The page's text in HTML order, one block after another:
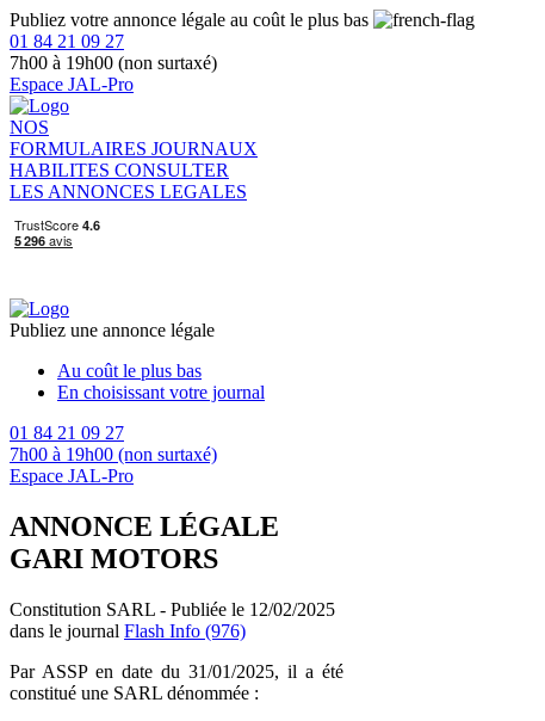
Publiez votre annonce légale au coût le plus bas
01 84 21 09 27
7h00 à 19h00 (non surtaxé)
Espace JAL-Pro
NOS
FORMULAIRES JOURNAUX
HABILITES CONSULTER
LES ANNONCES LEGALES
Publiez une annonce légale
Au coût le plus bas
En choisissant votre journal
01 84 21 09 27
7h00 à 19h00 (non surtaxé)
Espace JAL-Pro
ANNONCE LÉGALE
GARI MOTORS
Constitution SARL - Publiée le 12/02/2025
dans le journal Flash Info (976)
Par ASSP en date du 31/01/2025, il a été
constitué une SARL dénommée :